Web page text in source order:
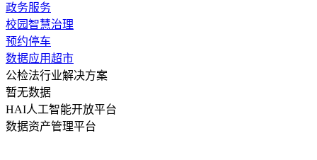
政务服务
校园智慧治理
预约停车
数据应用超市
公检法行业解决方案
暂无数据
HAI人工智能开放平台
数据资产管理平台